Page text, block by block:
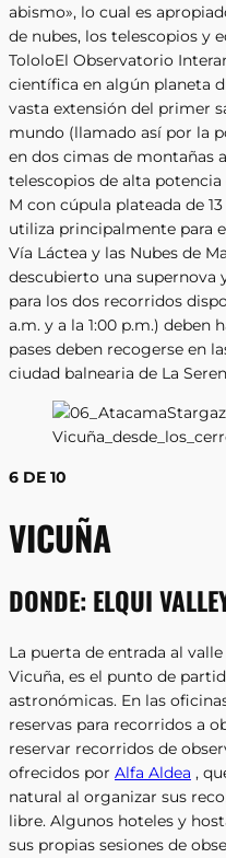
abismo», lo cual es
de nubes, los telescopios y
TololoEl Observatorio
científica en algún planeta
vasta extensión del primer
mundo (llamado así por la
en dos cimas de montañas
telescopios de alta
M con cúpula plateada de
utiliza principalmente para
Vía Láctea y las Nubes de
descubierto una supernova
para los dos recorridos
a.m. y a la 1:00 p.m.) deben
pases deben recogerse en
ciudad balnearia de La
6 DE 10
VICUÑA
DONDE: ELQUI
La puerta de entrada al
Vicuña, es el punto de
astronómicas. En las
reservas para recorridos a
reservar recorridos de
ofrecidos por Alfa Aldea ,
natural al organizar sus
libre. Algunos hoteles y
sus propias sesiones de